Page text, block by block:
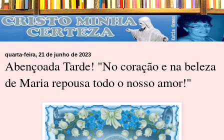
quarta-feira, 21 de junho de 2023
Abençoada Tarde! "No coração e na beleza
de Maria repousa todo o nosso amor!"